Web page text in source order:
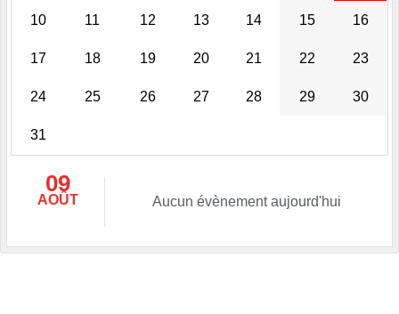
10 11 12 13 14 15 16
17 18 19 20 21 22 23
24 25 26 27 28 29 30
31
09
AOÛT Aucun évènement aujourd'hui